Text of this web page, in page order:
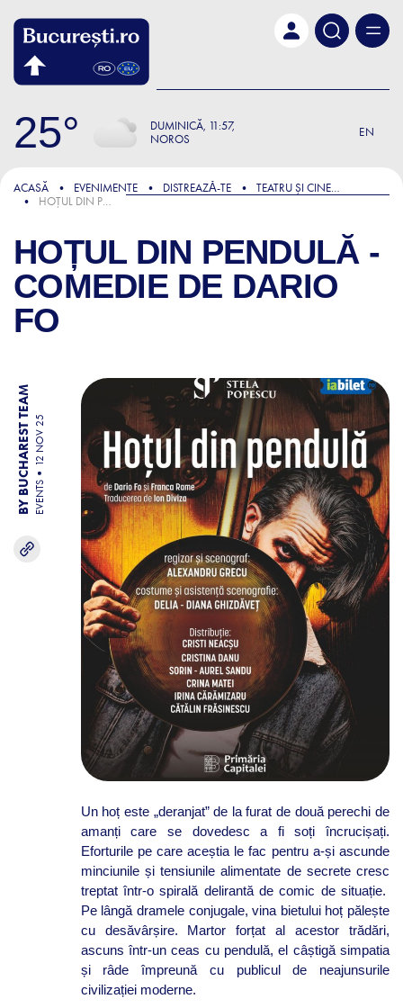
25 DUMINICĂ 11:57
NOROS
EN
ACASĂ EVENIMENTE DISTREAZǍ-TE
TEATRU ȘI CINEMA
HOȚUL DIN PENDULĂ - COMEDIE DE DARIO FO
HOȚUL DIN PENDULĂ -
COMEDIE DE DARIO
FO
BY BUCHAREST TEAM EVENTS
12 NOV 25
Un hoț este „deranjat” de la furat de două perechi de
amanți care se dovedesc a fi soți încrucișați.
Eforturile pe care aceștia le fac pentru a-și ascunde
minciunile și tensiunile alimentate de secrete cresc
treptat într-o spirală delirantă de comic de situație.
Pe lângă dramele conjugale, vina bietului hoț pălește
cu desăvârșire. Martor forțat al acestor trădări,
ascuns într-un ceas cu pendulă, el câștigă simpatia
și râde împreună cu publicul de neajunsurile
civilizației moderne.